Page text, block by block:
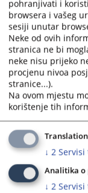
select
a
date.
Press
the
question
mark
key
get
the
keyboard
shortcuts
for
pohranjivati i
browsera i vašeg
sesiji unutar
Neke od ovih
stranica ne bi
neke nisu prijeko
procjenu nivoa
stranice...).
Na ovom mjestu
korištenje tih
Translation
↓ 2
Analitika o
↓ 2